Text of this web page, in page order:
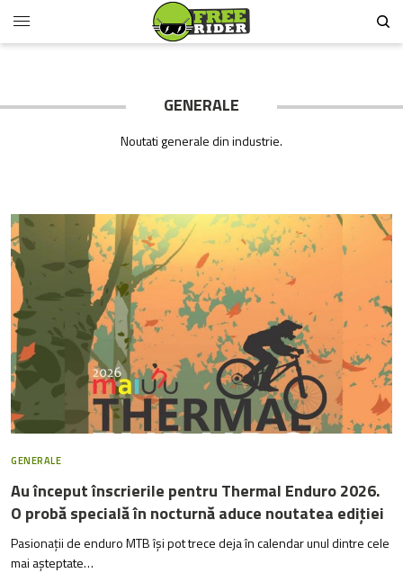
GENERALE
Noutati generale din industrie.
GENERALE
Au început înscrierile pentru Thermal Enduro 2026.
O probă specială în nocturnă aduce noutatea ediției
Pasionații de enduro MTB își pot trece deja în calendar unul dintre cele
mai așteptate…